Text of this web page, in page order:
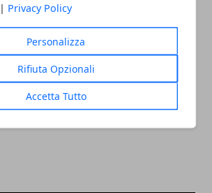
| Privacy Policy
Personalizza
Rifiuta Opzionali
Accetta Tutto
vice console russo